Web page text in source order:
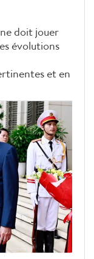
doit jouer
évolutions
et en
le
du
To Lam,